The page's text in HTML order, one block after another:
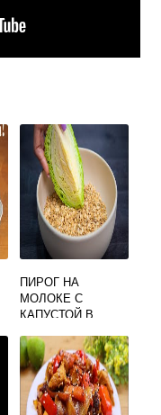
ПИРОГ НА
МОЛОКЕ С
КАПУСТОЙ В